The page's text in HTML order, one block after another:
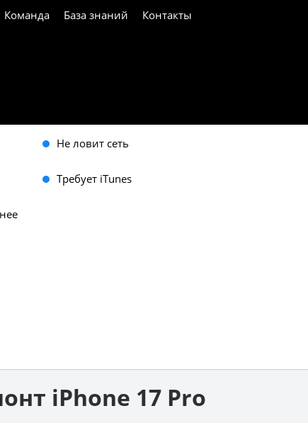
Команда База знаний Контакты
Не ловит сеть
Требует iTunes
iPhone 17 Pro